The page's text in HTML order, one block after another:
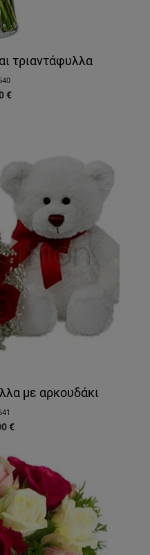
τριαντάφυλλα
€
με αρκουδάκι
€